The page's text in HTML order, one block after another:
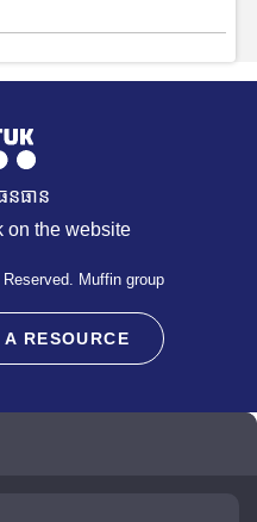
នធាន
on the website
Muffin group
A RESOURCE